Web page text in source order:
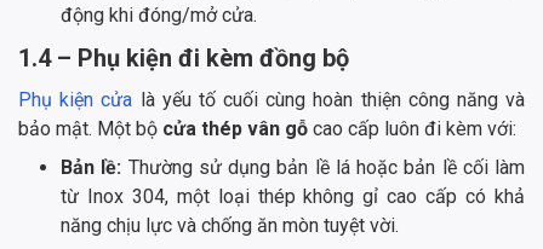
động khi đóng/mở cửa.
1.4 – Phụ kiện đi kèm đồng bộ
Phụ kiện cửa là yếu tố cuối cùng hoàn thiện công năng và
bảo mật. Một bộ cửa thép vân gỗ cao cấp luôn đi kèm với:
Bản lề: Thường sử dụng bản lề lá hoặc bản lề cối làm
từ Inox 304, một loại thép không gỉ cao cấp có khả
năng chịu lực và chống ăn mòn tuyệt vời.